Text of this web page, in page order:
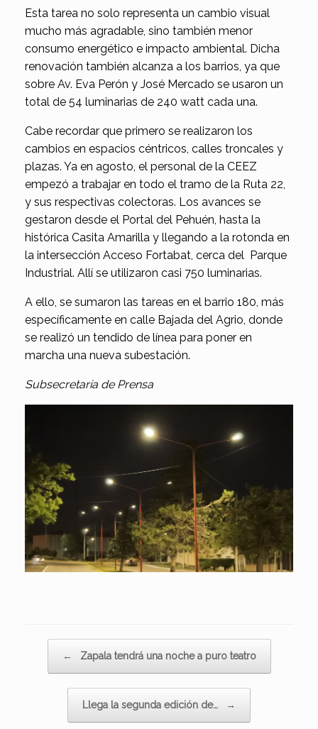
Esta tarea no solo representa un cambio visual
mucho más agradable, sino también menor
consumo energético e impacto ambiental. Dicha
renovación también alcanza a los barrios, ya que
sobre Av. Eva Perón y José Mercado se usaron un
total de 54 luminarias de 240 watt cada una.
Cabe recordar que primero se realizaron los
cambios en espacios céntricos, calles troncales y
plazas. Ya en agosto, el personal de la CEEZ
empezó a trabajar en todo el tramo de la Ruta 22,
y sus respectivas colectoras. Los avances se
gestaron desde el Portal del Pehuén, hasta la
histórica Casita Amarilla y llegando a la rotonda en
la intersección Acceso Fortabat, cerca del Parque
Industrial. Allí se utilizaron casi 750 luminarias.
A ello, se sumaron las tareas en el barrio 180, más
específicamente en calle Bajada del Agrio, donde
se realizó un tendido de línea para poner en
marcha una nueva subestación.
Subsecretaría de Prensa
← Zapala tendrá una noche a puro teatro
Llega la segunda edición de… →